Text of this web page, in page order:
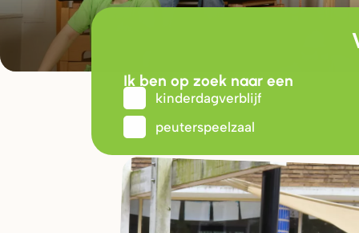
Ik ben op zoek naar een
kinderdagverblijf
peuterspeelzaal